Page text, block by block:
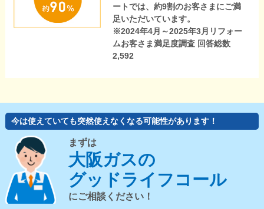
ートでは、約9割のお客さまにご満
足いただいています。
※2024年4月～2025年3月リフォー
ムお客さま満足度調査 回答総数
2,592
今は使えていても突然使えなくなる可能性があります！
まずは
大阪ガスの
グッドライフコール
にご相談ください！